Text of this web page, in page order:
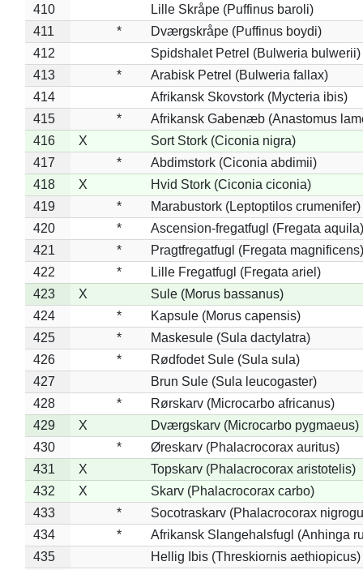
410
Lille Skråpe (Puffinus baroli)
411
*
Dværgskråpe (Puffinus boydi)
412
Spidshalet Petrel (Bulweria bulwerii)
413
*
Arabisk Petrel (Bulweria fallax)
414
Afrikansk Skovstork (Mycteria ibis)
415
*
Afrikansk Gabenæb (Anastomus
416
X
Sort Stork (Ciconia nigra)
417
*
Abdimstork (Ciconia abdimii)
418
X
Hvid Stork (Ciconia ciconia)
419
*
Marabustork (Leptoptilos crumenifer)
420
*
Ascension-fregatfugl (Fregata aquila)
421
*
Pragtfregatfugl (Fregata magnificens)
422
*
Lille Fregatfugl (Fregata ariel)
423
X
Sule (Morus bassanus)
424
*
Kapsule (Morus capensis)
425
*
Maskesule (Sula dactylatra)
426
*
Rødfodet Sule (Sula sula)
427
Brun Sule (Sula leucogaster)
428
*
Rørskarv (Microcarbo africanus)
429
X
Dværgskarv (Microcarbo pygmaeus)
430
*
Øreskarv (Phalacrocorax auritus)
431
X
Topskarv (Phalacrocorax aristotelis)
432
X
Skarv (Phalacrocorax carbo)
433
*
Socotraskarv (Phalacrocorax
434
*
Afrikansk Slangehalsfugl (Anhinga
435
Hellig Ibis (Threskiornis aethiopicus)